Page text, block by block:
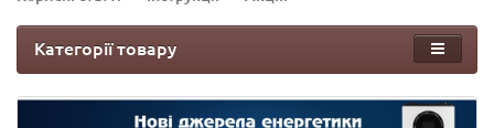
Категорії товару